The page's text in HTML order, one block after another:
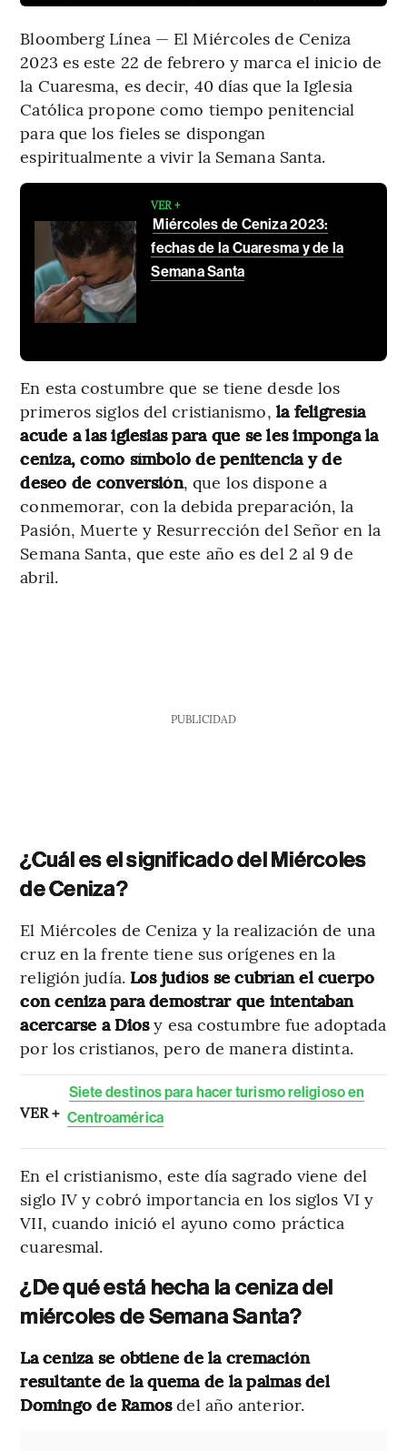
Bloomberg Línea — El Miércoles de Ceniza
2023 es este 22 de febrero y marca el inicio de
la Cuaresma, es decir, 40 días que la Iglesia
Católica propone como tiempo penitencial
para que los fieles se dispongan
espiritualmente a vivir la Semana Santa.
VER +
Miércoles de Ceniza 2023:
fechas de la Cuaresma y de la
Semana Santa
En esta costumbre que se tiene desde los
primeros siglos del cristianismo, la feligresía
acude a las iglesias para que se les imponga la
ceniza, como símbolo de penitencia y de
deseo de conversión, que los dispone a
conmemorar, con la debida preparación, la
Pasión, Muerte y Resurrección del Señor en la
Semana Santa, que este año es del 2 al 9 de
abril.
PUBLICIDAD
¿Cuál es el significado del Miércoles
de Ceniza?
El Miércoles de Ceniza y la realización de una
cruz en la frente tiene sus orígenes en la
religión judía. Los judíos se cubrían el cuerpo
con ceniza para demostrar que intentaban
acercarse a Diosy esa costumbre fue adoptada
por los cristianos, pero de manera distinta.
VER +
Siete destinos para hacer turismo religioso en
Centroamérica
En el cristianismo, este día sagrado viene del
siglo IV y cobró importancia en los siglos VI y
VII, cuando inició el ayuno como práctica
cuaresmal.
¿De qué está hecha la ceniza del
miércoles de Semana Santa?
La ceniza se obtiene de la cremación
resultante de la quema de la palmas del
Domingo de Ramosdel año anterior.